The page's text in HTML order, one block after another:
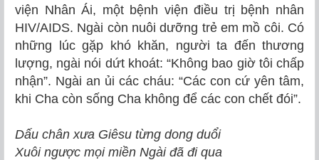
viện Nhân Ái, một bệnh viện điều trị bệnh nhân
HIV/AIDS. Ngài còn nuôi dưỡng trẻ em mồ côi. Có
những lúc gặp khó khăn, người ta đến thương
lượng, ngài nói dứt khoát: “Không bao giờ tôi chấp
nhận”. Ngài an ủi các cháu: “Các con cứ yên tâm,
khi Cha còn sống Cha không để các con chết đói”.
Dấu chân xưa Giêsu từng dong duổi
Xuôi ngược mọi miền Ngài đã đi qua